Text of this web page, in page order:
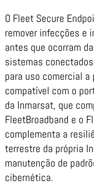
O Fleet Secure
remover infecções e
antes que ocorram
sistemas
para uso comercial
compatível com o
da Inmarsat, que
FleetBroadband e o
complementa a
terrestre da própria
manutenção de
cibernética.